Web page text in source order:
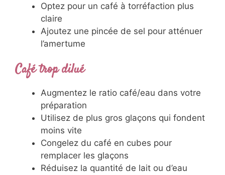
Optez pour un café à torréfaction plus
claire
Ajoutez une pincée de sel pour atténuer
l’amertume
Café trop dilué
Augmentez le ratio café/eau dans votre
préparation
Utilisez de plus gros glaçons qui fondent
moins vite
Congelez du café en cubes pour
remplacer les glaçons
Réduisez la quantité de lait ou d’eau